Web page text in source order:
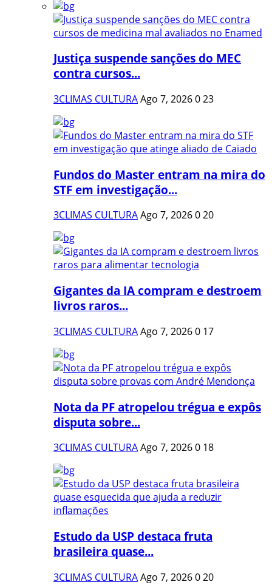
Justiça suspende sanções do MEC
contra cursos...
3CLIMAS CULTURAAgo 7, 2026023
Fundos do Master entram na mira do
STF em investigação...
3CLIMAS CULTURAAgo 7, 2026020
Gigantes da IA compram e destroem
livros raros...
3CLIMAS CULTURAAgo 7, 20260 17
Nota da PF atropelou trégua e expôs
disputa sobre...
3CLIMAS CULTURAAgo 7, 20260 18
Estudo da USP destaca fruta
brasileira quase...
3CLIMAS CULTURAAgo 7, 2026020